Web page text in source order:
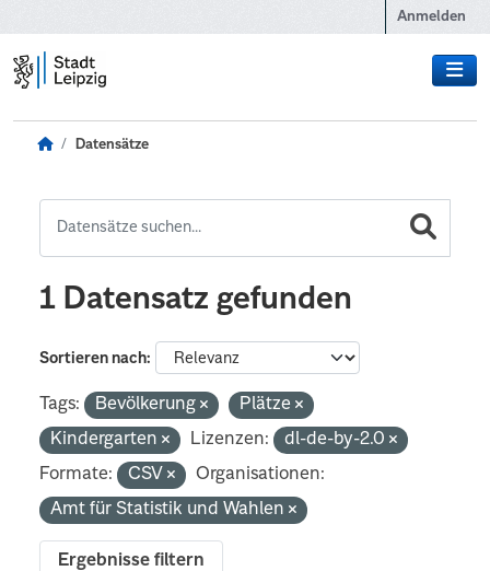
Anmelden
Datensätze
1 Datensatz gefunden
Sortieren nach
Tags: Bevölkerung
Plätze
Kindergarten
Lizenzen:
dl-de-by-2.0
Formate:
CSV
Organisationen:
Amt für Statistik und Wahlen
Ergebnisse filtern